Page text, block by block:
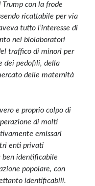
con la frode
ricattabile per via
tutto l’interesse di
nei biolaboratori
traffico di minori per
dei pedofili, della
delle maternità
e proprio colpo di
di molti
emissari
enti privati
ben identificabile
popolare, con
identificabili.